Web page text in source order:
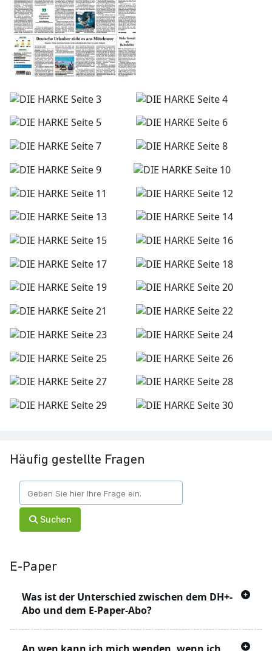
Häufig gestellte Fragen
Suchen
E-Paper
Was ist der Unterschied zwischen dem DH+-
Abo und dem E-Paper-Abo?
Mit dem DH+ Angebot können Sie Artikel auf